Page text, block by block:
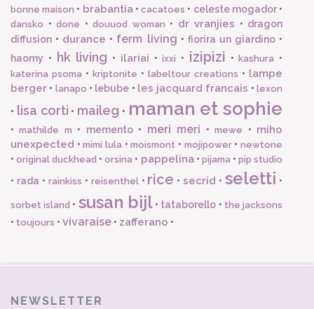
bonne maison • brabantia•cacatoes • celeste mogador•
dansko • done • douuod woman • dr vranjies • dragon
diffusion • durance • ferm living • fiorira un giardino•
haomy • hk living • ilariai •ixxi • izipizi •kashura •
katerina psoma • kriptonite • labeltour creations • lampe
berger • lanapo • lebube • les jacquard francais •lexon
• lisa corti • maileg • maman et sophie
•mathilde m • memento• meri meri •mewe • miho
unexpected •mimi lula •moismont • mojipower•newtone
•original duckhead •orsina • pappelina• pijama • pip studio
• rada • rainkiss • reisenthel• rice •secrid •seletti •
sorbet island • susan bijl• tataborello • the jacksons
• toujours • vivaraise • zafferano •
NEWSLETTER